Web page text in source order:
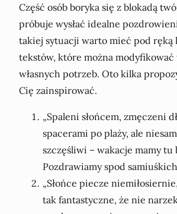
Część osób boryka się z blokadą
próbuje wysłać idealne
takiej sytuacji warto mieć pod ręką
tekstów, które można modyfikować
własnych potrzeb. Oto kilka
Cię zainspirować.
„Spaleni słońcem, zmęczeni
spacerami po plaży, ale
szczęśliwi – wakacje mamy tu
Pozdrawiamy spod
„Słońce piecze
tak fantastyczne, że nie